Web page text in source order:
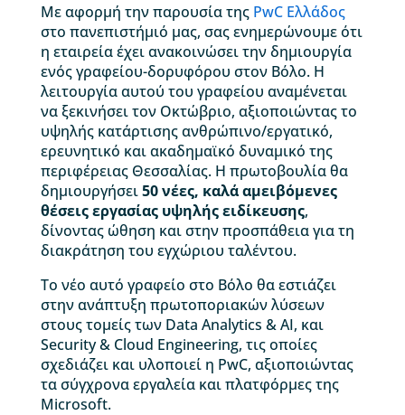
Με αφορμή την παρουσία της PwC Ελλάδος
στο πανεπιστήμιό μας, σας ενημερώνουμε ότι
η εταιρεία έχει ανακοινώσει την δημιουργία
ενός γραφείου-δορυφόρου στον Βόλο. Η
λειτουργία αυτού του γραφείου αναμένεται
να ξεκινήσει τον Οκτώβριο, αξιοποιώντας το
υψηλής κατάρτισης ανθρώπινο/εργατικό,
ερευνητικό και ακαδημαϊκό δυναμικό της
περιφέρειας Θεσσαλίας. Η πρωτοβουλία θα
δημιουργήσει50 νέες, καλά αμειβόμενες
θέσεις εργασίας υψηλής ειδίκευσης,
δίνοντας ώθηση και στην προσπάθεια για τη
διακράτηση του εγχώριου ταλέντου.
Το νέο αυτό γραφείο στο Βόλο θα εστιάζει
στην ανάπτυξη πρωτοποριακών λύσεων
στους τομείς των Data Analytics & AI, και
Security & Cloud Engineering, τις οποίες
σχεδιάζει και υλοποιεί η PwC, αξιοποιώντας
τα σύγχρονα εργαλεία και πλατφόρμες της
Microsoft.